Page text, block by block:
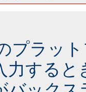
プラッ
力すると